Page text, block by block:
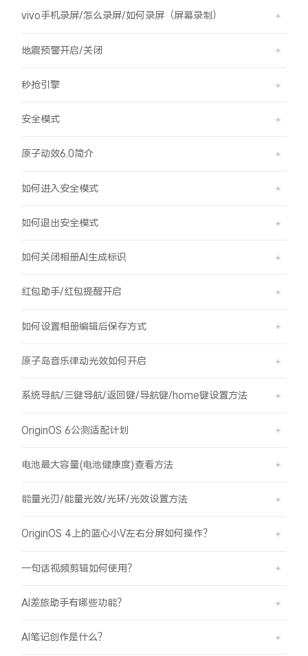
vivo手机录屏/怎么录屏/如何录屏（屏幕录制）
地震预警开启/关闭
秒抢引擎
安全模式
原子动效6.0简介
如何进入安全模式
如何退出安全模式
如何关闭相册AI生成标识
红包助手/红包提醒开启
如何设置相册编辑后保存方式
原子岛音乐律动光效如何开启
系统导航/三键导航/返回键/导航键/home键设置方法
OriginOS 6公测适配计划
电池最大容量(电池健康度)查看方法
能量光刃/能量光效/光环/光效设置方法
OriginOS 4上的蓝心小V左右分屏如何操作？
一句话视频剪辑如何使用？
AI差旅助手有哪些功能？
AI笔记创作是什么？